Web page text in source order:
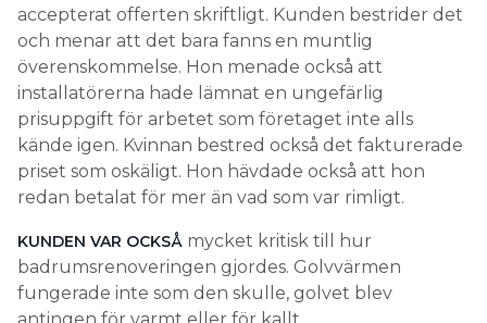
accepterat offerten skriftligt. Kunden bestrider det
och menar att det bara fanns en muntlig
överenskommelse. Hon menade också att
installatörerna hade lämnat en ungefärlig
prisuppgift för arbetet som företaget inte alls
kände igen. Kvinnan bestred också det fakturerade
priset som oskäligt. Hon hävdade också att hon
redan betalat för mer än vad som var rimligt.
KUNDEN VAR OCKSÅ mycket kritisk till hur
badrumsrenoveringen gjordes. Golvvärmen
fungerade inte som den skulle, golvet blev